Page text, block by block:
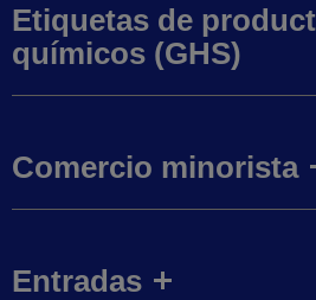
Etiquetas de
químicos (GHS)
Comercio minorista
Entradas